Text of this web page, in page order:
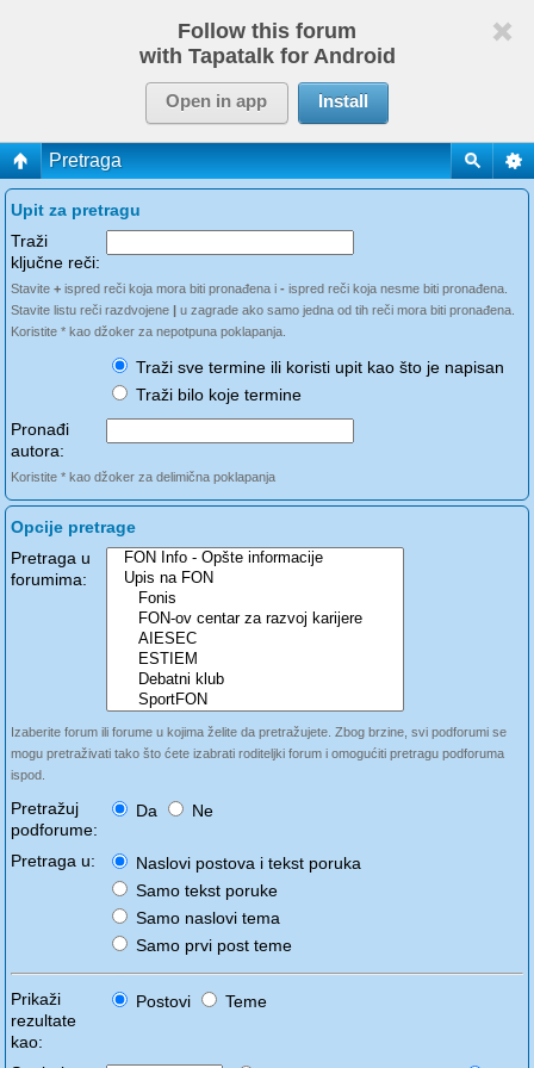
Follow this forum
with Tapatalk for Android
Open in app Install
Pretraga
Upit za pretragu
Traži
ključne reči:
Stavite + ispred reči koja mora biti pronađena i - ispred reči koja nesme biti pronađena.
Stavite listu reči razdvojene | u zagrade ako samo jedna od tih reči mora biti pronađena.
Koristite * kao džoker za nepotpuna poklapanja.
Traži sve termine ili koristi upit kao što je napisan
Traži bilo koje termine
Pronađi
autora:
Koristite * kao džoker za delimična poklapanja
Opcije pretrage
Pretraga u
forumima:
Izaberite forum ili forume u kojima želite da pretražujete. Zbog brzine, svi podforumi se
mogu pretraživati tako što ćete izabrati roditeljki forum i omogućiti pretragu podforuma
ispod.
Pretražuj
podforume:
Da Ne
Pretraga u:
Naslovi postova i tekst poruka
Samo tekst poruke
Samo naslovi tema
Samo prvi post teme
Prikaži
rezultate
kao:
Postovi Teme